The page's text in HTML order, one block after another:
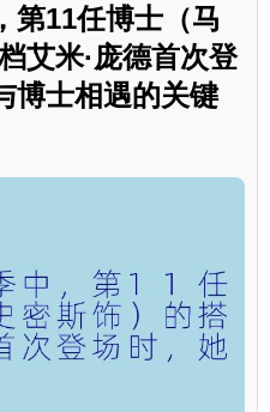
第11任博士（马
艾米·庞德首次登
博士相遇的关键